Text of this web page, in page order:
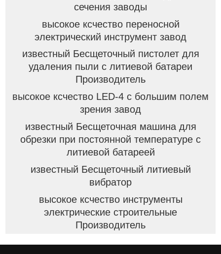
сечения заводы
высокое ксчество переносной
электрический инструмент завод
известный Бесщеточный пистолет для
удаления пыли с литиевой батареи
Производитель
высокое ксчество LED-4 с большим полем
зрения завод
известный Бесщеточная машина для
обрезки при постоянной температуре с
литиевой батареей
известный Бесщеточный литиевый
вибратор
высокое ксчество инструменты
электрические строительные
Производитель